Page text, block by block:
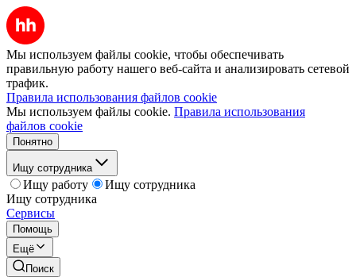
Мы используем файлы cookie, чтобы обеспечивать
правильную работу нашего веб-сайта и анализировать сетевой
трафик.
Правила использования файлов cookie
Мы используем файлы cookie. Правила использования
файлов cookie
Понятно
Ищу сотрудника
Ищу работу
Ищу сотрудника
Ищу сотрудника
Сервисы
Помощь
Ещё
Поиск